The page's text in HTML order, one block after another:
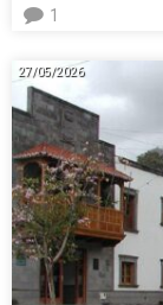
1
27/05/2026